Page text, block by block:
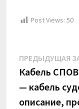
Post Views: 50
по
записям
ПРЕДЫДУЩАЯ
Кабель
— кабель
описание,